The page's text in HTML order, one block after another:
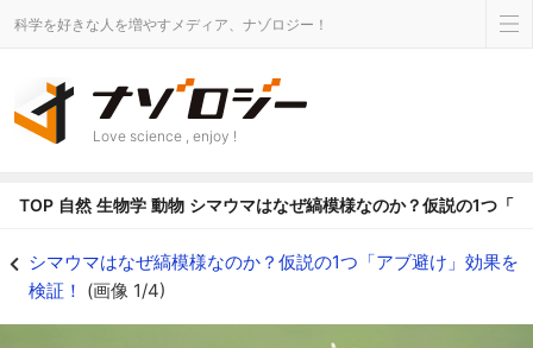
科学を好きな人を増やすメディア、ナゾロジー！
Love science , enjoy !
TOP 自然 生物学 動物 シマウマはなぜ縞模様なのか？仮説の1つ「
シマウマはなぜ縞模様なのか？仮説の1つ「アブ避け」効果を
検証！ (画像 1/4)